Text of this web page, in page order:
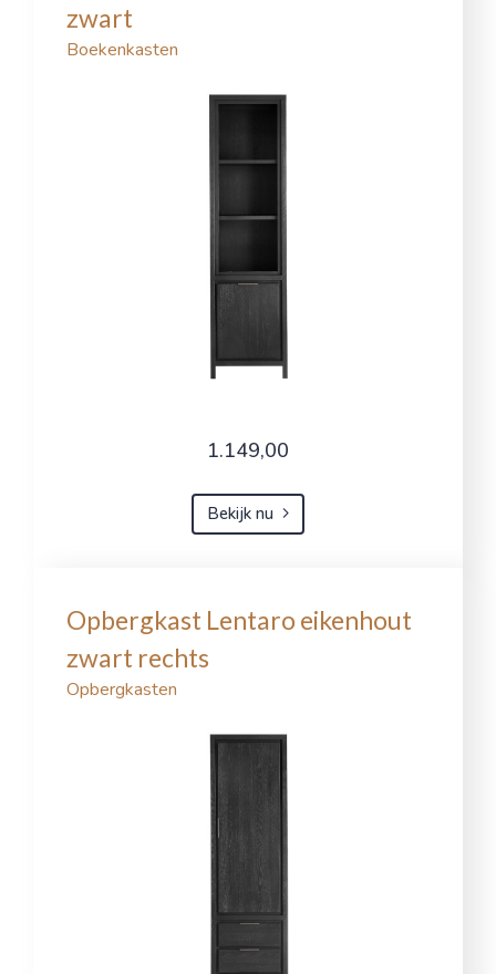
zwart
Boekenkasten
1.149,00
Bekijk nu
Opbergkast Lentaro eikenhout
zwart rechts
Opbergkasten